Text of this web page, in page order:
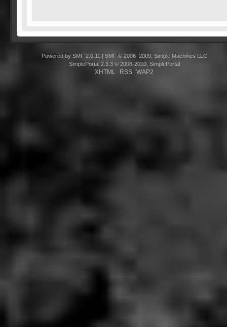
Powered by SMF 2.0.11
SMF © 2006–2009, Simple Machines LLC
SimplePortal 2.3.3 © 2008-2010, SimplePortal
XHTML RSS WAP2